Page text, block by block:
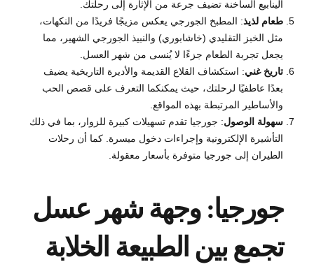
الينابيع الساخنة تضيف جرعة من الإثارة إلى رحلتك.
طعام لذيذ: المطبخ الجورجي يعكس مزيجًا فريدًا من النكهات،
مثل الخبز التقليدي (خاشابوري) والنبيذ الجورجي الشهير، مما
يجعل تجربة الطعام جزءًا لا يُنسى من شهر العسل.
تاريخ غني: استكشاف القلاع القديمة والأديرة التاريخية يضيف
بعدًا عاطفيًا لرحلتك، حيث يمكنكما التعرف على قصص الحب
والأساطير المرتبطة بهذه المواقع.
سهولة الوصول: جورجيا تقدم تسهيلات كبيرة للزوار، بما في ذلك
التأشيرة الإلكترونية وإجراءات دخول ميسرة. كما أن رحلات
الطيران إلى جورجيا متوفرة بأسعار معقولة.
جورجيا: وجهة شهر عسل
تجمع بين الطبيعة الخلابة